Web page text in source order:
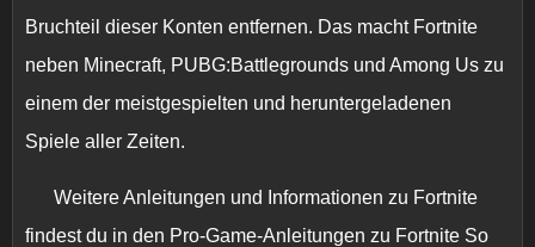
Bruchteil dieser Konten entfernen. Das macht Fortnite
neben Minecraft, PUBG:Battlegrounds und Among Us zu
einem der meistgespielten und heruntergeladenen
Spiele aller Zeiten.
Weitere Anleitungen und Informationen zu Fortnite
findest du in den Pro-Game-Anleitungen zu Fortnite So